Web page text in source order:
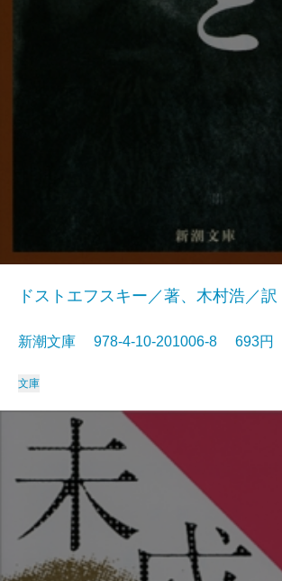
ドストエフスキー／著、木村浩／訳
新潮文庫 978-4-10-201006-8 693円
文庫